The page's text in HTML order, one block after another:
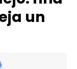
un